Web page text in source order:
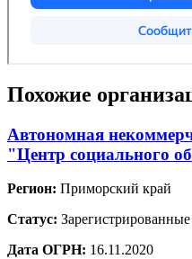
Похожие
Автономная
"Центр социального
Регион: Приморский край
Статус: Зарегистрированные
Дата ОГРН: 16.11.2020